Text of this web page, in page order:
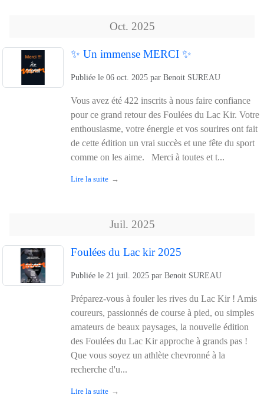
Oct. 2025
✨ Un immense MERCI ✨
Publiée le 06 oct. 2025 par Benoit SUREAU
Vous avez été 422 inscrits à nous faire confiance
pour ce grand retour des Foulées du Lac Kir. Votre
enthousiasme, votre énergie et vos sourires ont fait
de cette édition un vrai succès et une fête du sport
comme on les aime. Merci à toutes et t...
Lire la suite
Juil. 2025
Foulées du Lac kir 2025
Publiée le 21 juil. 2025 par Benoit SUREAU
Préparez-vous à fouler les rives du Lac Kir ! Amis
coureurs, passionnés de course à pied, ou simples
amateurs de beaux paysages, la nouvelle édition
des Foulées du Lac Kir approche à grands pas !
Que vous soyez un athlète chevronné à la
recherche d'u...
Lire la suite